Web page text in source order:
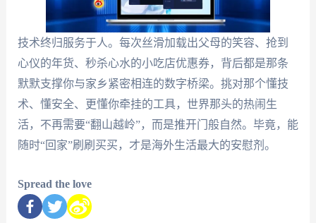
技术终归服务于人。每次丝滑加载出父母的笑容、抢到
心仪的年货、秒杀心水的小吃店优惠券，背后都是那条
默默支撑你与家乡紧密相连的数字桥梁。挑对那个懂技
术、懂安全、更懂你牵挂的工具，世界那头的热闹生
活，不再需要“翻山越岭”，而是推开门般自然。毕竟，能
随时“回家”刷刷买买，才是海外生活最大的安慰剂。
Spread the love